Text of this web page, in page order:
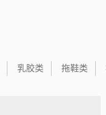
乳胶类 拖鞋类